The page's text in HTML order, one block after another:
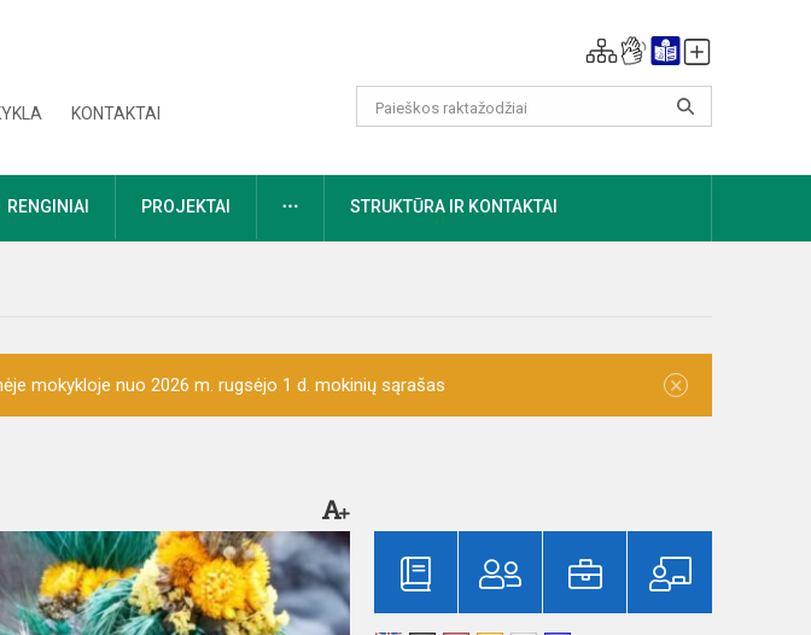
KONTAKTAI
RENGINIAI PROJEKTAI DAUGIAUSTRUKTŪRA IR KONTAKTAI
mokykloje nuo 2026 m. rugsėjo 1 d. mokinių sąrašas ×